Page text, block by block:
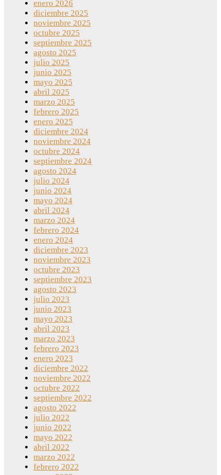
enero 2026
diciembre 2025
noviembre 2025
octubre 2025
septiembre 2025
agosto 2025
julio 2025
junio 2025
mayo 2025
abril 2025
marzo 2025
febrero 2025
enero 2025
diciembre 2024
noviembre 2024
octubre 2024
septiembre 2024
agosto 2024
julio 2024
junio 2024
mayo 2024
abril 2024
marzo 2024
febrero 2024
enero 2024
diciembre 2023
noviembre 2023
octubre 2023
septiembre 2023
agosto 2023
julio 2023
junio 2023
mayo 2023
abril 2023
marzo 2023
febrero 2023
enero 2023
diciembre 2022
noviembre 2022
octubre 2022
septiembre 2022
agosto 2022
julio 2022
junio 2022
mayo 2022
abril 2022
marzo 2022
febrero 2022